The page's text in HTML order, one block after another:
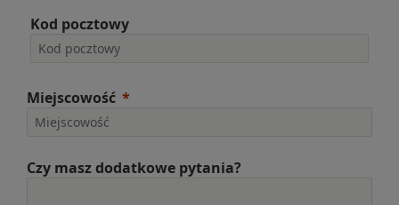
Kod pocztowy
Miejscowość
Czy masz dodatkowe pytania?